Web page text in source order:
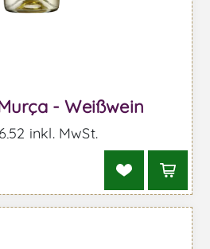
- Weißwein
inkl. MwSt.